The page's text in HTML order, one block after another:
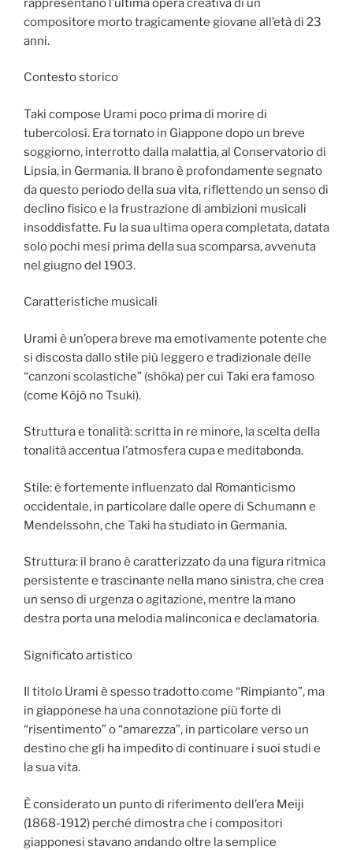
rappresentano l’ultima opera creativa di un
compositore morto tragicamente giovane all’età di 23
anni.
Contesto storico
Taki compose Urami poco prima di morire di
tubercolosi. Era tornato in Giappone dopo un breve
soggiorno, interrotto dalla malattia, al Conservatorio di
Lipsia, in Germania. Il brano è profondamente segnato
da questo periodo della sua vita, riflettendo un senso di
declino fisico e la frustrazione di ambizioni musicali
insoddisfatte. Fu la sua ultima opera completata, datata
solo pochi mesi prima della sua scomparsa, avvenuta
nel giugno del 1903.
Caratteristiche musicali
Urami è un’opera breve ma emotivamente potente che
si discosta dallo stile più leggero e tradizionale delle
“canzoni scolastiche” (shōka) per cui Taki era famoso
(come Kōjō no Tsuki).
Struttura e tonalità: scritta in re minore, la scelta della
tonalità accentua l’atmosfera cupa e meditabonda.
Stile: è fortemente influenzato dal Romanticismo
occidentale, in particolare dalle opere di Schumann e
Mendelssohn, che Taki ha studiato in Germania.
Struttura: il brano è caratterizzato da una figura ritmica
persistente e trascinante nella mano sinistra, che crea
un senso di urgenza o agitazione, mentre la mano
destra porta una melodia malinconica e declamatoria.
Significato artistico
Il titolo Urami è spesso tradotto come “Rimpianto”, ma
in giapponese ha una connotazione più forte di
“risentimento” o “amarezza”, in particolare verso un
destino che gli ha impedito di continuare i suoi studi e
la sua vita.
È considerato un punto di riferimento dell’era Meiji
(1868-1912) perché dimostra che i compositori
giapponesi stavano andando oltre la semplice